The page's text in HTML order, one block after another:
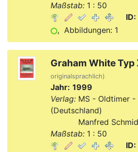
Maßstab:1 : 50
ID:
, Abbildungen: 1
Graham White Typ
originalsprachlich)
Jahr: 1999
Verlag:MS - Oldtimer -
(Deutschland)
Manfred
Maßstab:1 : 50
ID: